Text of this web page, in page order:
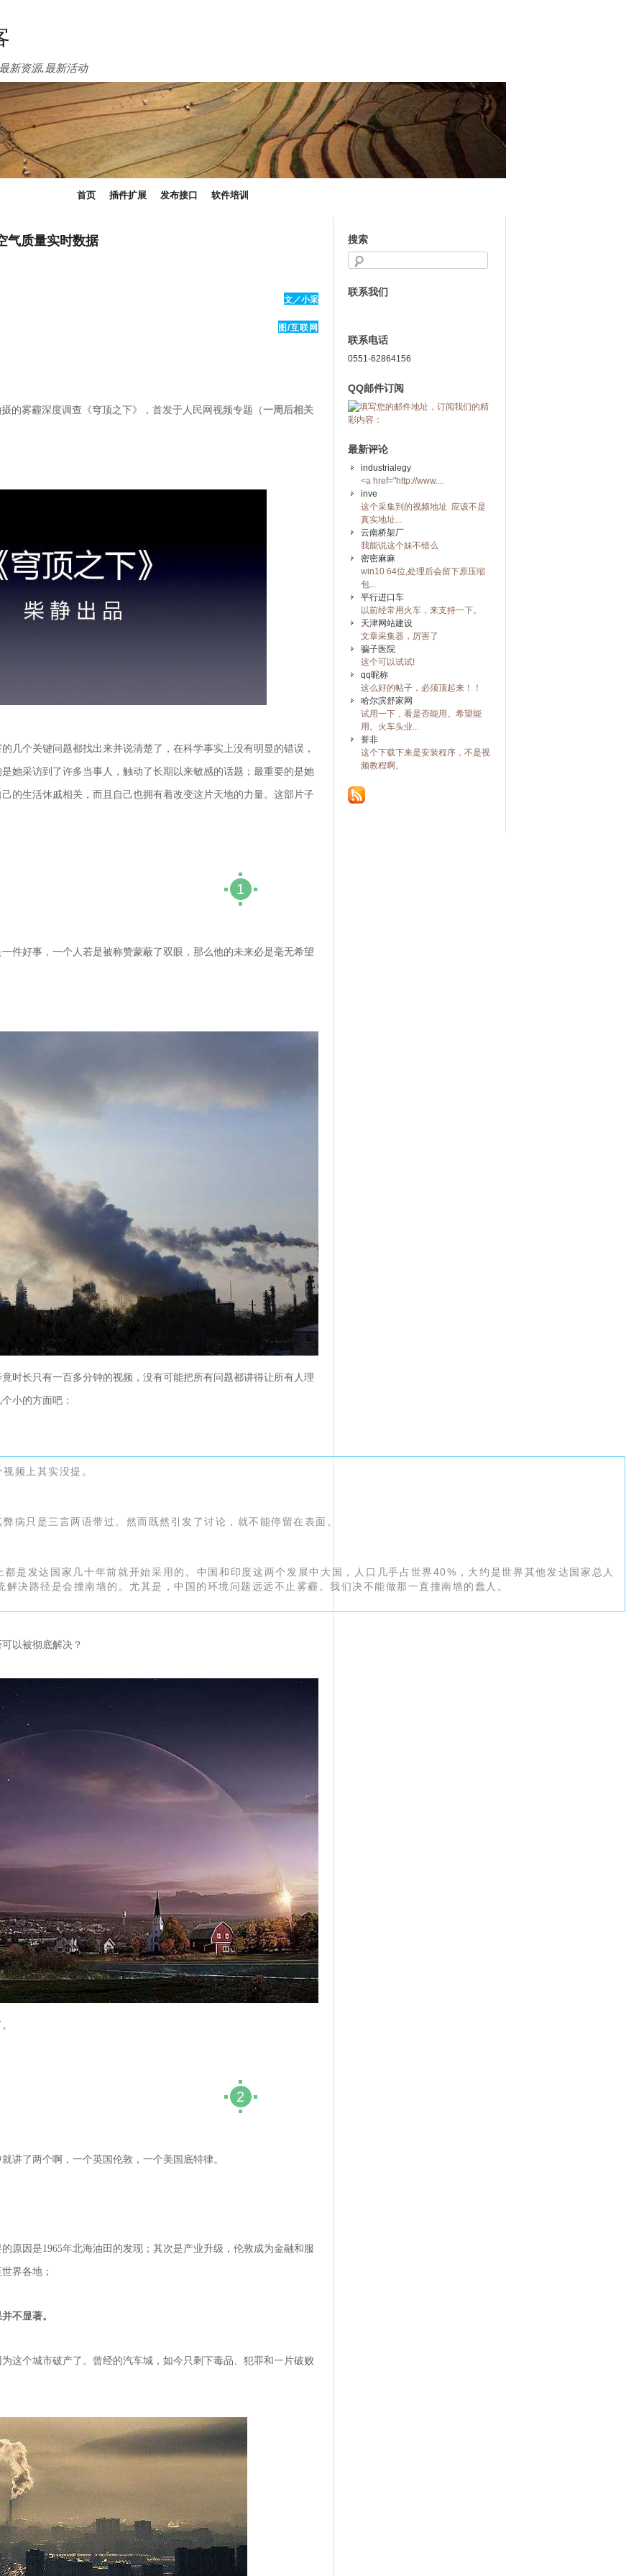
新资源,最新活动
首页 插件扩展 发布接口 软件培训
气质量实时数据
文／小采
图/互联网
的雾霾深度调查《穹顶之下》，首发于人民网视频专题（一周后相关
几个关键问题都找出来并说清楚了，在科学事实上没有明显的错误，
她采访到了许多当事人，触动了长期以来敏感的话题；最重要的是她
的生活休戚相关，而且自己也拥有着改变这片天地的力量。这部片子
1
件好事，一个人若是被称赞蒙蔽了双眼，那么他的未来必是毫无希望
时长只有一百多分钟的视频，没有可能把所有问题都讲得让所有人理
小的方面吧：
频上其实没提。
病只是三言两语带过。然而既然引发了讨论，就不能停留在表面。
是发达国家几十年前就开始采用的。中国和印度这两个发展中大国，人口几乎占世界40%，大约是世界其他发达国家总人
解决路径是会撞南墙的。尤其是，中国的环境问题远远不止雾霾。我们决不能做那一直撞南墙的蠢人。
以被彻底解决？
2
讲了两个啊，一个英国伦敦，一个美国底特律。
原因是1965年北海油田的发现；其次是产业升级，伦敦成为金融和服
界各地；
不显著。
这个城市破产了。曾经的汽车城，如今只剩下毒品、犯罪和一片破败
搜索
联系我们
联系电话
0551-62864156
QQ邮件订阅
最新评论
industrialegy
<a href="http://www....
inve
这个采集到的视频地址 应该不是
真实地址...
云南桥架厂
我能说这个妹不错么
密密麻麻
win10 64位,处理后会留下原压缩
包...
平行进口车
以前经常用火车，来支持一下。
天津网站建设
文章采集器，厉害了
骗子医院
这个可以试试!
qq昵称
这么好的帖子，必须顶起来！！
哈尔滨舒家网
试用一下，看是否能用。希望能
用。火车头业...
誉非
这个下载下来是安装程序，不是视
频教程啊。